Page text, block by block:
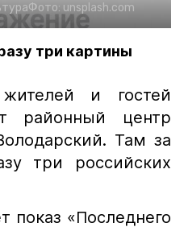
Фото: unsplash.com
три картины
и гостей
районный центр
Там за
три российских
показ «Последнего